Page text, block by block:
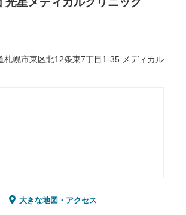
札幌市東区北12条東7丁目1-35 メディカル
大きな地図・アクセス